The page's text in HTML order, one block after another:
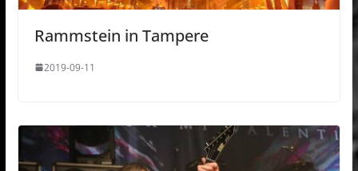
Rammstein in Tampere
2019-09-11